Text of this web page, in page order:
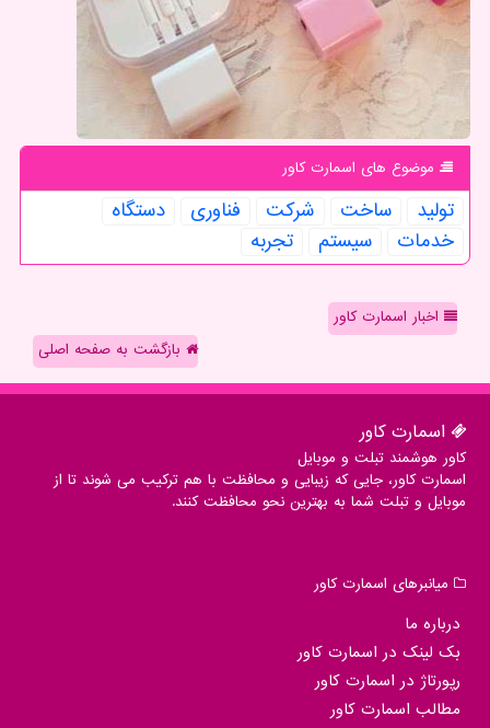
موضوع های اسمارت كاور
تولید ساخت شركت فناوری
دستگاه
خدمات
سیستم تجربه
اخبار اسمارت کاور
بازگشت به صفحه اصلی
اسمارت كاور
کاور هوشمند تبلت و موبایل
اسمارت کاور، جایی که زیبایی و محافظت با هم ترکیب می شوند تا از
موبایل و تبلت شما به بهترین نحو محافظت کنند.
میانبرهای اسمارت كاور
درباره ما
بک لینک در اسمارت كاور
رپورتاژ در اسمارت كاور
مطالب اسمارت كاور